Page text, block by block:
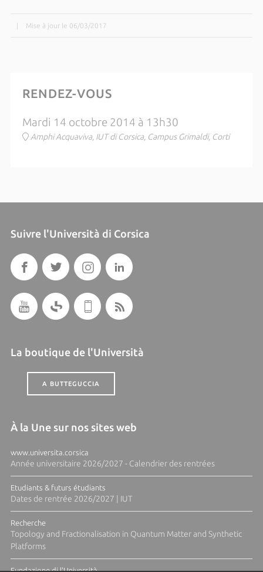
Mise à jour le 06/03/2017
RENDEZ-VOUS
Mardi 14 octobre 2014 à 13h30
Amphi Acquaviva, IUT di Corsica, Campus Grimaldi, Corti
Suivre l'Università di Corsica
La boutique de l'Università
A BUTTEGUCCIA
À la Une sur nos sites web
www.universita.corsica
Année universitaire 2026/2027 - Calendrier des rentrées
Etudiants & futurs étudiants
Dates de rentrée 2026/2027 | IUT
Recherche
Topology and Fractionalisation in Quantum Matter and Synthetic
Platforms
Fundazione di l'Università